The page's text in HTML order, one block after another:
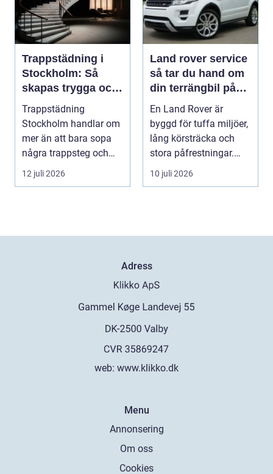
Trappstädning i
Stockholm: Så
skapas trygga och
trivsamma
trapphus
Trappstädning
Stockholm handlar om
mer än att bara sopa
några trappsteg och
torka en...
12 juli 2026
Land rover service
så tar du hand om
din terrängbil på
rätt sätt
En Land Rover är
byggd för tuffa miljöer,
lång körsträcka och
stora påfrestningar.
Samtidigt är det ...
10 juli 2026
Adress
web: www.klikko.dk
Menu
Annonsering
Om oss
Cookies